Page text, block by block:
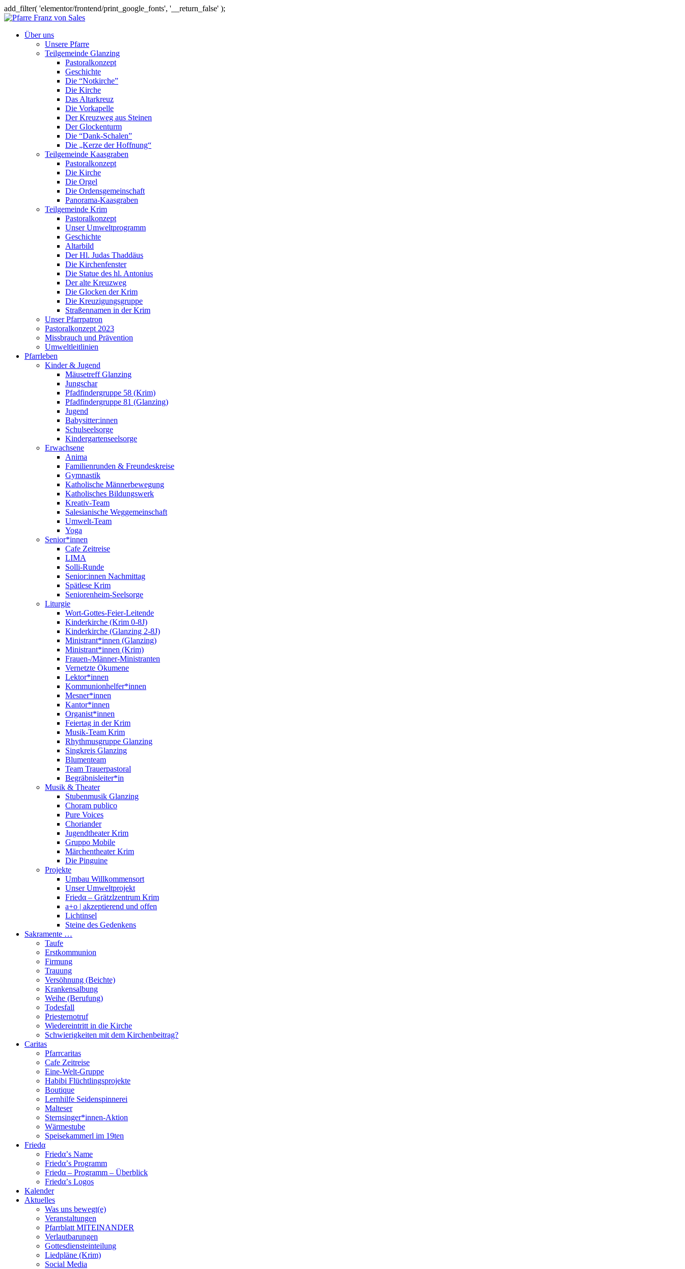
add_filter( 'elementor/frontend/print_google_fonts', '__return_false' );
Über uns
Unsere Pfarre
Teilgemeinde Glanzing
Pastoralkonzept
Geschichte
Die “Notkirche”
Die Kirche
Das Altarkreuz
Die Vorkapelle
Der Kreuzweg aus Steinen
Der Glockenturm
Die “Dank-Schalen”
Die „Kerze der Hoffnung“
Teilgemeinde Kaasgraben
Pastoralkonzept
Die Kirche
Die Orgel
Die Ordensgemeinschaft
Panorama-Kaasgraben
Teilgemeinde Krim
Pastoralkonzept
Unser Umweltprogramm
Geschichte
Altarbild
Der Hl. Judas Thaddäus
Die Kirchenfenster
Die Statue des hl. Antonius
Der alte Kreuzweg
Die Glocken der Krim
Die Kreuzigungsgruppe
Straßennamen in der Krim
Unser Pfarrpatron
Pastoralkonzept 2023
Missbrauch und Prävention
Umweltleitlinien
Pfarrleben
Kinder & Jugend
Mäusetreff Glanzing
Jungschar
Pfadfindergruppe 58 (Krim)
Pfadfindergruppe 81 (Glanzing)
Jugend
Babysitter:innen
Schulseelsorge
Kindergartenseelsorge
Erwachsene
Anima
Familienrunden & Freundeskreise
Gymnastik
Katholische Männerbewegung
Katholisches Bildungswerk
Kreativ-Team
Salesianische Weggemeinschaft
Umwelt-Team
Yoga
Senior*innen
Cafe Zeitreise
LIMA
Solli-Runde
Senior:innen Nachmittag
Spätlese Krim
Seniorenheim-Seelsorge
Liturgie
Wort-Gottes-Feier-Leitende
Kinderkirche (Krim 0-8J)
Kinderkirche (Glanzing 2-8J)
Ministrant*innen (Glanzing)
Ministrant*innen (Krim)
Frauen-/Männer-Ministranten
Vernetzte Ökumene
Lektor*innen
Kommunionhelfer*innen
Mesner*innen
Kantor*innen
Organist*innen
Feiertag in der Krim
Musik-Team Krim
Rhythmusgruppe Glanzing
Singkreis Glanzing
Blumenteam
Team Trauerpastoral
Begräbnisleiter*in
Musik & Theater
Stubenmusik Glanzing
Choram publico
Pure Voices
Choriander
Jugendtheater Krim
Gruppo Mobile
Märchentheater Krim
Die Pinguine
Projekte
Umbau Willkommensort
Unser Umweltprojekt
Friedα – Grätzlzentrum Krim
a+o | akzeptierend und offen
Lichtinsel
Steine des Gedenkens
Sakramente …
Taufe
Erstkommunion
Firmung
Trauung
Versöhnung (Beichte)
Krankensalbung
Weihe (Berufung)
Todesfall
Priesternotruf
Wiedereintritt in die Kirche
Schwierigkeiten mit dem Kirchenbeitrag?
Caritas
Pfarrcaritas
Cafe Zeitreise
Eine-Welt-Gruppe
Habibi Flüchtlingsprojekte
Boutique
Lernhilfe Seidenspinnerei
Malteser
Sternsinger*innen-Aktion
Wärmestube
Speisekammerl im 19ten
Friedα
Friedα’s Name
Friedα’s Programm
Friedα – Programm – Überblick
Friedα’s Logos
Kalender
Aktuelles
Was uns bewegt(e)
Veranstaltungen
Pfarrblatt MITEINANDER
Verlautbarungen
Gottesdiensteinteilung
Liedpläne (Krim)
Social Media